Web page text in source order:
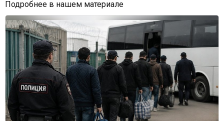
Подробнее в нашем материале